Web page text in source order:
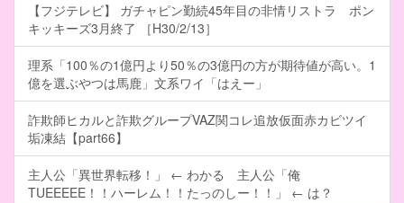
【フジテレビ】 ガチャピン勤続45年目の非情リストラ ポン
キッキーズ3月終了 ［H30/2/13］
理系「100％の1億円より50％の3億円の方が期待値が高い。1
億を選ぶやつは馬鹿」文系ワイ「はえー」
詐欺師ヒカルと詐欺グループVAZ関コレ追放仮面赤カビツイ
垢凍結【part66】
主人公「異世界転移！」 ← わかる 主人公「俺
TUEEEEE！！ハーレム！！たっのしー！！」 ← は？